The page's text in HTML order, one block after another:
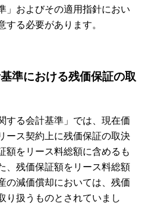
」およびその適用指針におい
する必要があります。
準における残価保証の取
する会計基準」では、現在価
ース契約上に残価保証の取決
額をリース料総額に含めるも
、残価保証額をリース料総額
の減価償却においては、残価
り扱うものとされていまし